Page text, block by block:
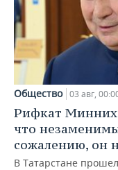
Общество 03 авг,
Рифкат
что
сожалению, он
В Татарстане